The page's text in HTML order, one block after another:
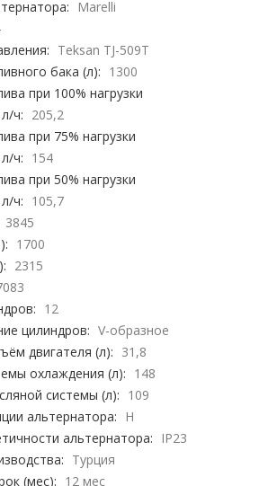
Marelli
Teksan TJ-509T
бака (л): 1300
при 100% нагрузки
ч: 205,2
при 75% нагрузки
ч: 154
при 50% нагрузки
ч: 105,7
3845
1700
2315
12
цилиндров: V-образное
двигателя (л): 31,8
охлаждения (л): 148
системы (л): 109
альтернатора:
H
альтернатора:
IP23
Турция
(мес): 12 мес